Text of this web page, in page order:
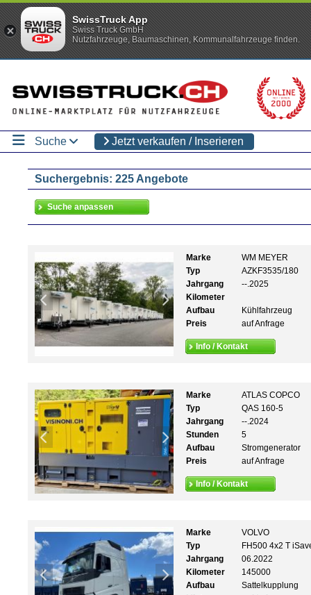
Suche Jetzt verkaufen / Inserieren
Suchergebnis: 225 Angebote
Marke
WM MEYER
Typ
AZKF3535/180
Jahrgang
--.2025
Kilometer
Aufbau
Kühlfahrzeug
Preis
auf Anfrage
Info / Kontakt
Marke
ATLAS COPCO
Typ
QAS 160-5
Jahrgang
--.2024
Stunden
5
Aufbau
Stromgenerator
Preis
auf Anfrage
Info / Kontakt
Marke
VOLVO
Typ
FH500 4x2 T
Jahrgang
06.2022
Kilometer
145000
Aufbau
Sattelkupplung
SwissTruck App
Swiss Truck GmbH
Nutzfahrzeuge, Baumaschinen, Kommunalfahrzeuge finden.